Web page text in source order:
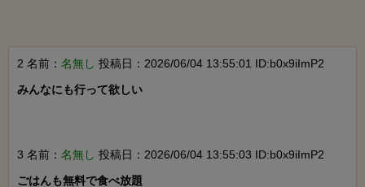
2 名前： 名無し 投稿日：2026/06/04 13:55:01 ID:b0x9iImP2
みんなにも行って欲しい
3 名前： 名無し 投稿日：2026/06/04 13:55:03 ID:b0x9iImP2
ごはんも無料で食べ放題